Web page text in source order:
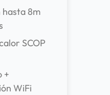
8m
SCOP
+
WiFi